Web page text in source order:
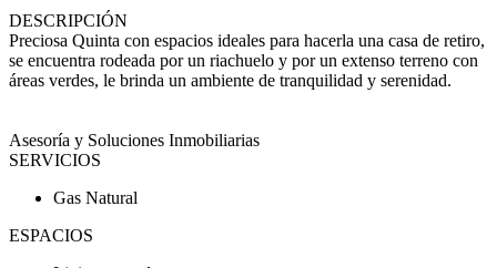
DESCRIPCIÓN
Preciosa Quinta con espacios ideales para hacerla una casa de retiro,
se encuentra rodeada por un riachuelo y por un extenso terreno con
áreas verdes, le brinda un ambiente de tranquilidad y serenidad.
Asesoría y Soluciones Inmobiliarias
SERVICIOS
Gas Natural
ESPACIOS